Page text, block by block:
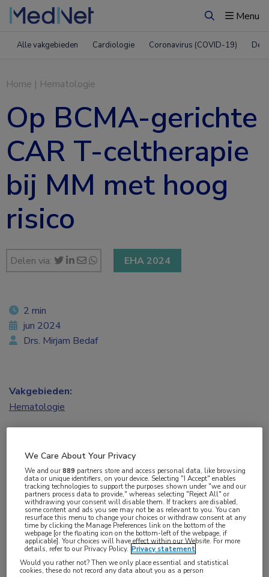
ZoekenMenu
Alle vakgebieden Cardiologie Coronavirus (COVID-19)
Home | Hematologie
Op BCMA-gerichte
CAR T-celtherapie
bij MM met hoog
risico
Delen via: EHA 2024
In de FUMANBA-2-studie bereikte de op BCMA
gerichte CAR T-celtherapie eque-cel een
diepgaande respons bij patiënten met nieuw
2 min
jun 2024
Drs. Mirjam Bedaf
Vakgebieden:
Hematologie
MM
Tags:
BCMA,CAR T-celtherapie,equecabtagene autoleucel
We Care About Your Privacy
We and our889 partners store and access personal data, like browsing
data or unique identifiers, on your device. Selecting "I Accept" enables
tracking technologies to support the purposes shown under "we and our
partners process data to provide," whereas selecting "Reject All" or
withdrawing your consent will disable them. If trackers are disabled,
some content and ads you see may not be as relevant to you. You can
resurface this menu to change your choices or withdraw consent at any
time by clicking the Manage Preferences link on the bottom of the
webpage [or the floating icon on the bottom-left of the webpage, if
applicable]. Your choices will have effect within our Website. For more
details, refer to our Privacy Policy. Privacy statement
Would you rather not? Then we only place essential and statistical
cookies, these do not record any data about you as a person